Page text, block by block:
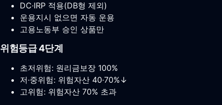
DC·IRP 적용(DB형 제외)
운용지시 없으면 자동 운용
고용노동부 승인 상품만
위험등급 4단계
초저위험: 원리금보장 100%
저·중위험: 위험자산 40·70%↓
고위험: 위험자산 70% 초과